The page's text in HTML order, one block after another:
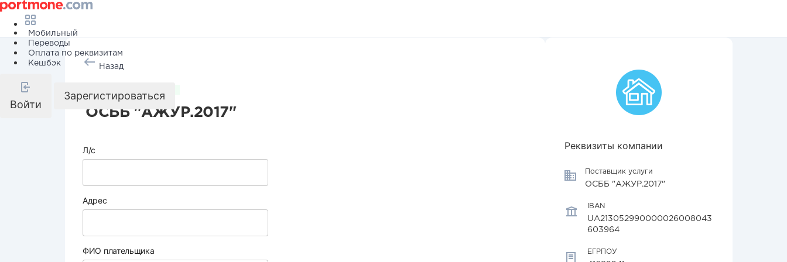
Мобильный
Переводы
Оплата по реквизитам
Кешбэк
Войти
Зарегистироваться
Назад
ОСББ "АЖУР.2017"
Л/с
Адрес
ФИО плательщика
Реквизиты компании
Поставщик услуги
ОСББ "АЖУР.2017"
IBAN
UA213052990000026008043
603964
ЕГРПОУ